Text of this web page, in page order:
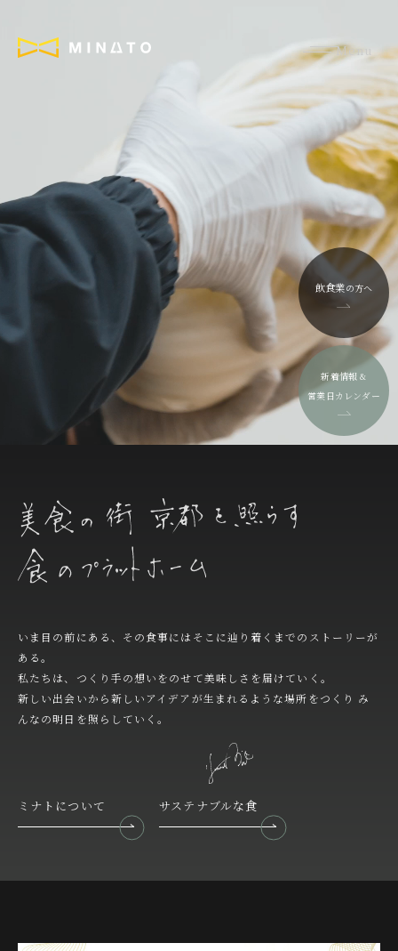
飲食業の方へ
新着情報 &
営業日カレンダー
いま目の前にある、その食事にはそこに辿り着くまでのストーリーが
ある。
私たちは、つくり手の想いをのせて美味しさを届けていく。
新しい出会いから新しいアイデアが生まれるような場所をつくり み
んなの明日を照らしていく。
ミナトについて サステナブルな食